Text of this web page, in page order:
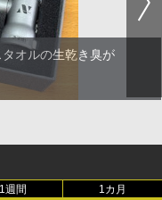
オルの生乾き臭が
1週間 1カ月